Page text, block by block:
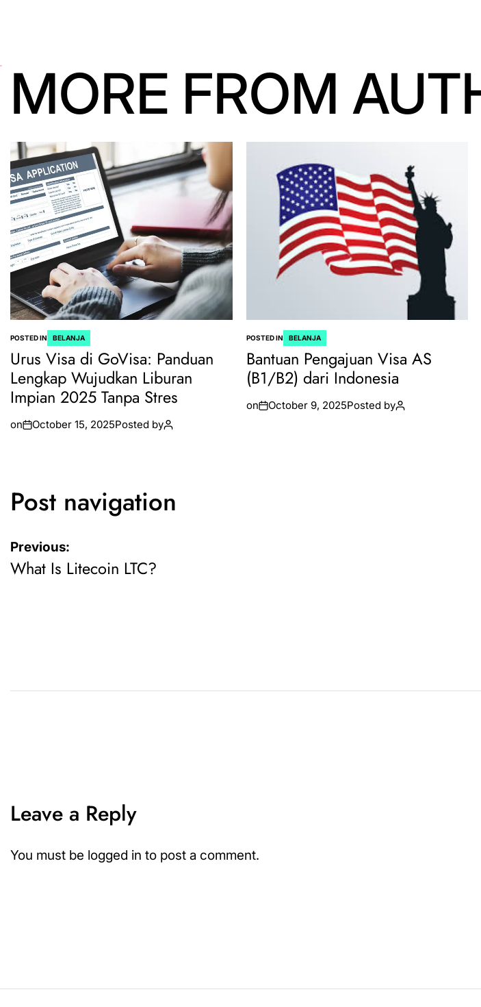
MORE FROM
POSTED IN BELANJA
Urus Visa di GoVisa: Panduan
Lengkap Wujudkan Liburan
Impian 2025 Tanpa Stres
on October 15, 2025Posted by
POSTED IN BELANJA
Bantuan Pengajuan Visa AS
(B1/B2) dari Indonesia
on October 9, 2025Posted by
Post navigation
Previous:
What Is Litecoin LTC?
Leave a Reply
You must be logged in to post a comment.